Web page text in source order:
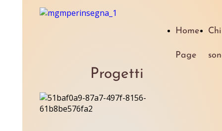
Home
Page
Chi
Progetti